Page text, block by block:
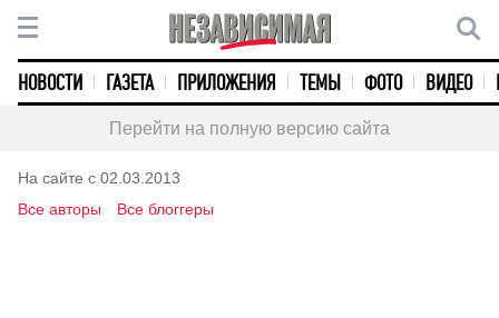
НОВОСТИ ГАЗЕТА ПРИЛОЖЕНИЯ ТЕМЫ ФОТО ВИДЕО
Перейти на полную версию сайта
На сайте с 02.03.2013
Все авторы
Все блоггеры